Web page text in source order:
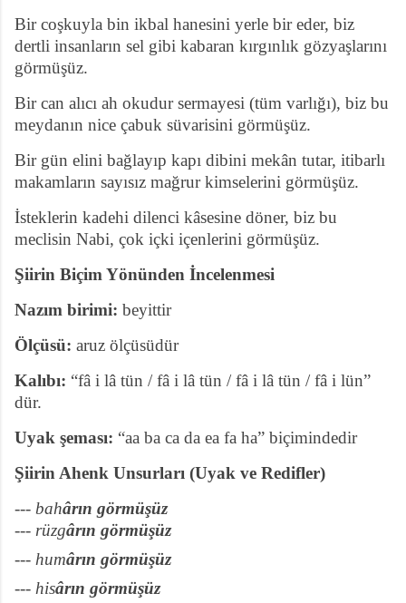
Bir coşkuyla bin ikbal hanesini yerle bir eder, biz
dertli insanların sel gibi kabaran kırgınlık gözyaşlarını
görmüşüz.
Bir can alıcı ah okudur sermayesi (tüm varlığı), biz bu
meydanın nice çabuk süvarisini görmüşüz.
Bir gün elini bağlayıp kapı dibini mekân tutar, itibarlı
makamların sayısız mağrur kimselerini görmüşüz.
İsteklerin kadehi dilenci kâsesine döner, biz bu
meclisin Nabi, çok içki içenlerini görmüşüz.
Şiirin Biçim Yönünden İncelenmesi
Nazım birimi: beyittir
Ölçüsü: aruz ölçüsüdür
Kalıbı: “fâ i lâ tün / fâ i lâ tün / fâ i lâ tün / fâ i lün”
dür.
Uyak şeması: “aa ba ca da ea fa ha” biçimindedir
Şiirin Ahenk Unsurları (Uyak ve Redifler)
--- bahârın görmüşüz
--- rüzgârın görmüşüz
--- humârın görmüşüz
--- hisârın görmüşüz